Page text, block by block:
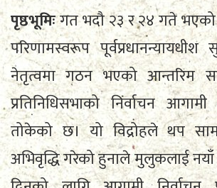
पृष्ठभूमिःगत भदौ २३ र २४ गते भएको
परिणामस्वरूप पूर्वप्रधानन्यायधीश
नेतृत्वमा गठन भएको आन्तरिम
प्रतिनिधिसभाको निर्वाचन
तोकेको छ। यो विद्रोहले थप
अभिवृद्धि गरेको हुनाले मुलुकलाई नयाँ